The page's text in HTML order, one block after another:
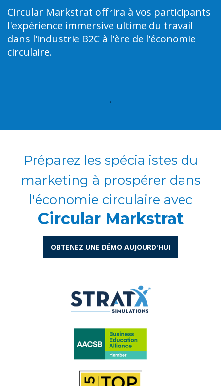
Circular Markstrat offrira à vos participants
l'expérience immersive ultime du travail
dans l'industrie B2C à l'ère de l'économie
circulaire.
.
Préparez les spécialistes du
marketing à prospérer dans
l'économie circulaire avec
Circular Markstrat
OBTENEZ UNE DÉMO AUJOURD'HUI